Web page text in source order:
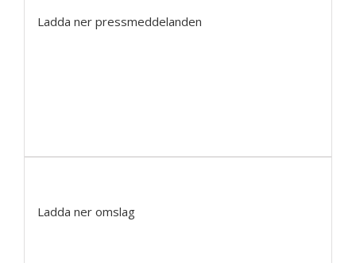
Ladda ner pressmeddelanden
Ladda ner omslag